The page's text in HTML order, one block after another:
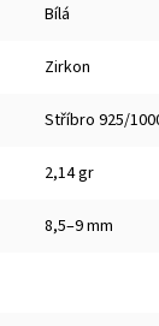
Bílá
Zirkon
Stříbro 925/
2,14 gr
8,5–9 mm